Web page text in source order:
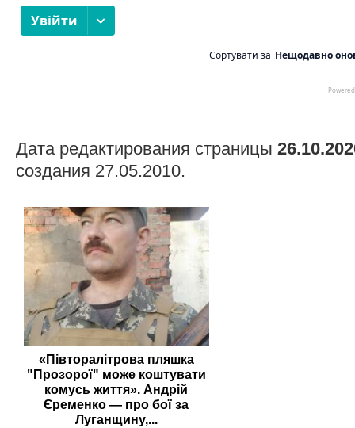
Дата редактирования страницы
создания 27.05.2010.
«Півторалітрова пляшка
"Прозорої" може коштувати
комусь життя». Андрій
Єременко — про бої за
Луганщину,...